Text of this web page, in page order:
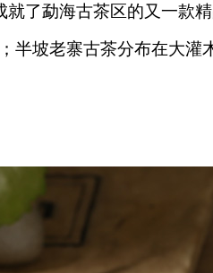
了勐海古茶区的又一款精
半坡老寨古茶分布在大